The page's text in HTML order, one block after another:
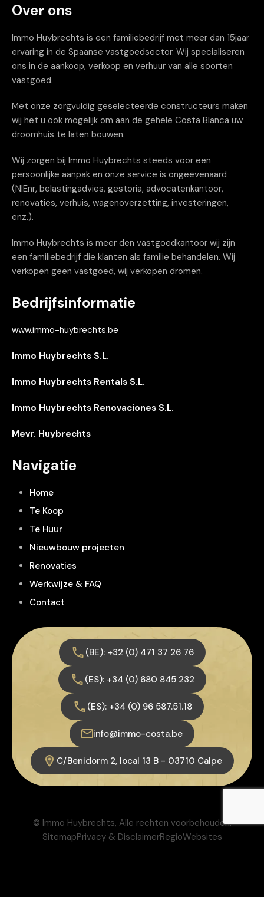
Over ons
Immo Huybrechts is een familiebedrijf met meer dan 15jaar
ervaring in de Spaanse vastgoedsector. Wij specialiseren
ons in de aankoop, verkoop en verhuur van alle soorten
vastgoed.
Met onze zorgvuldig geselecteerde constructeurs maken
wij het u ook mogelijk om aan de gehele Costa Blanca uw
droomhuis te laten bouwen.
Wij zorgen bij Immo Huybrechts steeds voor een
persoonlijke aanpak en onze service is ongeëvenaard
(NIEnr, belastingadvies, gestoria, advocatenkantoor,
renovaties, verhuis, wagenoverzetting, investeringen,
enz.).
Immo Huybrechts is meer den vastgoedkantoor wij zijn
een familiebedrijf die klanten als familie behandelen. Wij
verkopen geen vastgoed, wij verkopen dromen.
Bedrijfsinformatie
www.immo-huybrechts.be
Immo Huybrechts S.L.
Immo Huybrechts Rentals S.L.
Immo Huybrechts Renovaciones S.L.
Mevr. Huybrechts
Navigatie
Home
Te Koop
Te Huur
Nieuwbouw projecten
Renovaties
Werkwijze & FAQ
Contact
(BE): +32 (0) 471 37 26 76
(ES): +34 (0) 680 845 232
(ES): +34 (0) 96 587.51.18
info@immo-costa.be
C/Benidorm 2, local 13 B - 03710 Calpe
© Immo Huybrechts, Alle rechten voorbehouden.
SitemapPrivacy & DisclaimerRegioWebsites